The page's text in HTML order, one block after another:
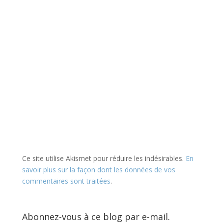
Ce site utilise Akismet pour réduire les indésirables. En
savoir plus sur la façon dont les données de vos
commentaires sont traitées.
Abonnez-vous à ce blog par e-mail.